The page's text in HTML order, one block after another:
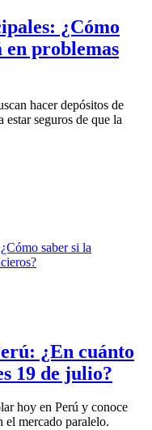
¿Cómo
en problemas
hacer depósitos de
seguros de que la
¿En cuánto
19 de julio?
hoy en Perú y conoce
el mercado paralelo.